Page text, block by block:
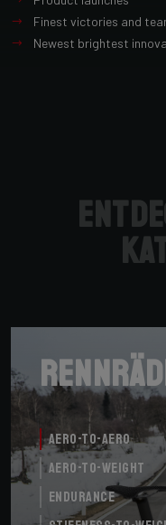
Finest victories and
Newest brightest
Aero-to-Aero
Aero-to-Weight
Endurance